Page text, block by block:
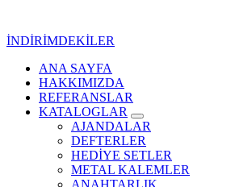
İNDİRİMDEKİLER
Kurumsal Promosyon-Hediyelik
ANA SAYFA
HAKKIMIZDA
REFERANSLAR
KATALOGLAR
AJANDALAR
DEFTERLER
HEDİYE SETLER
METAL KALEMLER
ANAHTARLIK